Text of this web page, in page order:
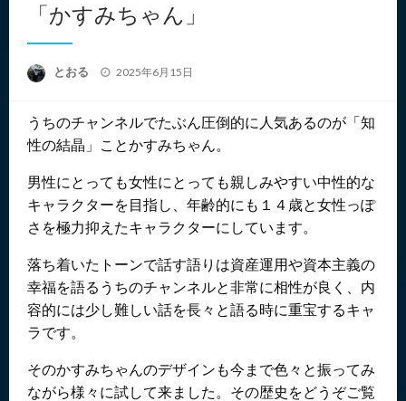
「かすみちゃん」
とおる
投
2025年6月15日
うちのチャンネルでたぶん圧倒的に人気あるのが「知
性の結晶」ことかすみちゃん。
男性にとっても女性にとっても親しみやすい中性的な
キャラクターを目指し、年齢的にも１４歳と女性っぽ
さを極力抑えたキャラクターにしています。
落ち着いたトーンで話す語りは資産運用や資本主義の
幸福を語るうちのチャンネルと非常に相性が良く、内
容的には少し難しい話を長々と語る時に重宝するキャ
ラです。
そのかすみちゃんのデザインも今まで色々と振ってみ
ながら様々に試して来ました。その歴史をどうぞご覧